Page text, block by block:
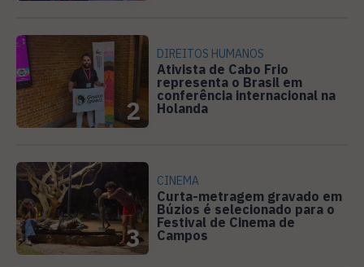
2
DIREITOS HUMANOS
Ativista de Cabo Frio
representa o Brasil em
conferência internacional na
Holanda
3
CINEMA
Curta-metragem gravado em
Búzios é selecionado para o
Festival de Cinema de
Campos